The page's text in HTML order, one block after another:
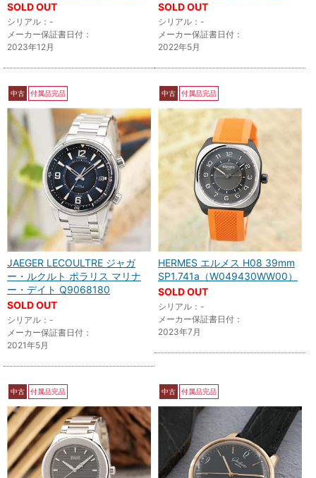
SOLD OUT
シリアル：-
メーカー保証書日付：
2023年12月
SOLD OUT
シリアル：-
メーカー保証書日付：
2022年5月
中古 付属品完品
JAEGER LECOULTRE ジャガ
ー・ルクルト ポラリス マリナ
ー・デイト Q9068180
SOLD OUT
シリアル：-
メーカー保証書日付：
2021年5月
中古 付属品完品
HERMES エルメス H08 39mm
SP1.741a（W049430WW00）
SOLD OUT
シリアル：-
メーカー保証書日付：
2023年7月
中古 付属品完品 中古 付属品完品